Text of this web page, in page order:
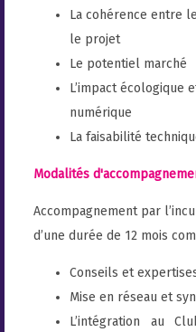
La cohérence entre
le projet
Le potentiel marché
L’impact écologique
numérique
La faisabilité
Modalités
Accompagnement par
d’une durée de 12 mois
Conseils et
Mise en réseau et
L’intégration au